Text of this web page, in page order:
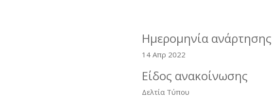
Ημερομηνία ανάρτησης
14 Απρ 2022
Είδος ανακοίνωσης
Δελτία Τύπου